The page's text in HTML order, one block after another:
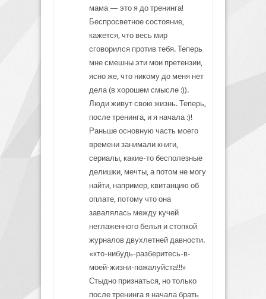
мама — это я до тренинга!
Беспросветное состояние,
кажется, что весь мир
сговорился против тебя. Теперь
мне смешны эти мои претензии,
ясно же, что никому до меня нет
дела (в хорошем смысле :)).
Люди живут свою жизнь. Теперь,
после тренинга, и я начала :)!
Раньше основную часть моего
времени занимали книги,
сериалы, какие-то бесполезные
делишки, мечты, а потом не могу
найти, например, квитанцию об
оплате, потому что она
завалялась между кучей
неглаженного белья и стопкой
журналов двухлетней давности.
«кто-нибудь-разберитесь-в-
моей-жизни-пожалуйста!!!»
Стыдно признаться, но только
после тренинга я начала брать